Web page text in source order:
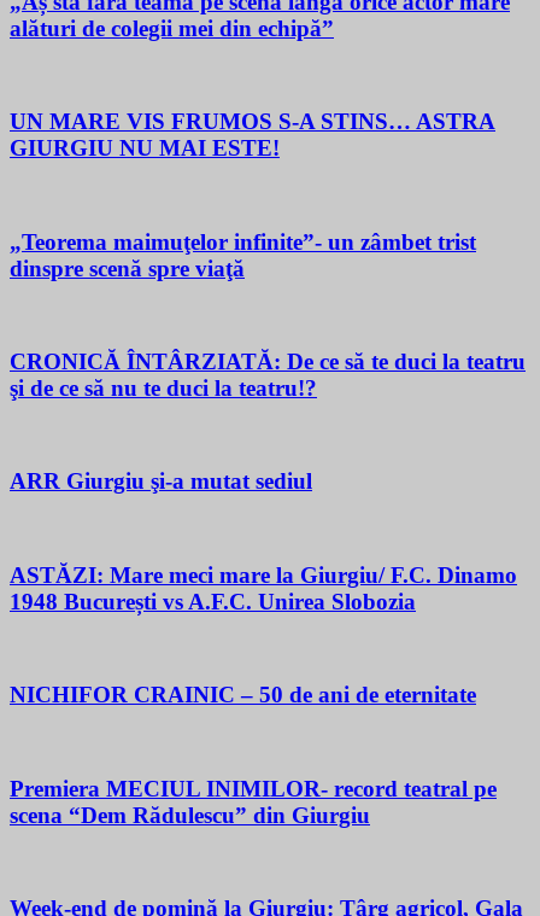
alături de colegii mei din echipă”
UN MARE VIS FRUMOS S-A STINS… ASTRA
GIURGIU NU MAI ESTE!
„Teorema maimuţelor infinite”- un zâmbet trist
dinspre scenă spre viaţă
CRONICĂ ÎNTÂRZIATĂ: De ce să te duci la teatru
şi de ce să nu te duci la teatru!?
ARR Giurgiu şi-a mutat sediul
ASTĂZI: Mare meci mare la Giurgiu/ F.C. Dinamo
1948 București vs A.F.C. Unirea Slobozia
NICHIFOR CRAINIC – 50 de ani de eternitate
Premiera MECIUL INIMILOR- record teatral pe
scena “Dem Rădulescu” din Giurgiu
Week-end de pomină la Giurgiu: Târg agricol, Gala